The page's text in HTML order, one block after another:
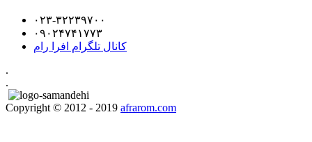
۰۲۳-۳۲۲۳۹۷۰۰
۰۹۰۲۴۷۴۱۷۷۳
کانال تلگرام افرا رام
.
.
Copyright © 2012 - 2019 afrarom.com